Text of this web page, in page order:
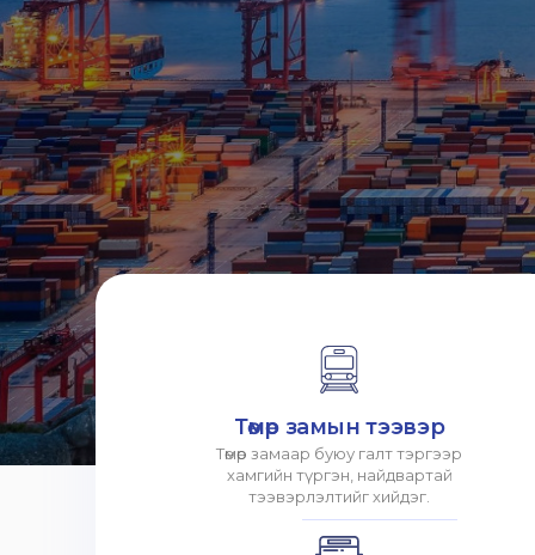
Төмөр замын тээвэр
Төмөр замаар буюу галт тэргээр
хамгийн түргэн, найдвартай
тээвэрлэлтийг хийдэг.